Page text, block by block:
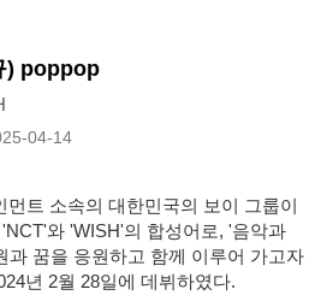
) poppop
04-14
트 소속의 대한민국의 보이 그룹이
와 'WISH'의 합성어로, '음악과
과 꿈을 응원하고 함께 이루어 가고자
년 2월 28일에 데뷔하였다.